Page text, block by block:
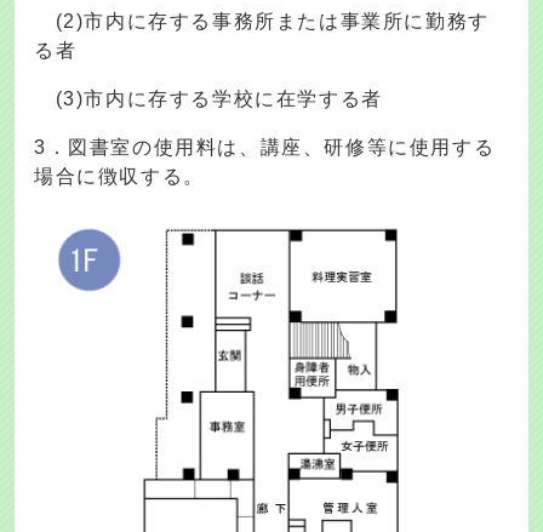
(2)市内に存する事務所または事業所に勤務す
る者
(3)市内に存する学校に在学する者
3．図書室の使用料は、講座、研修等に使用する
場合に徴収する。